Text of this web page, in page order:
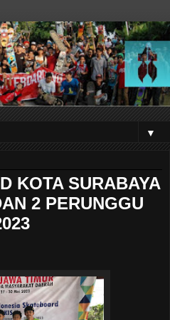
▼
KOTA SURABAYA
2 PERUNGGU